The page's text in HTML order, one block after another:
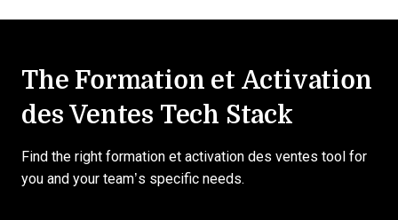
The Formation et Activation
des Ventes Tech Stack
Find the right formation et activation des ventes tool for
you and your team’s specific needs.